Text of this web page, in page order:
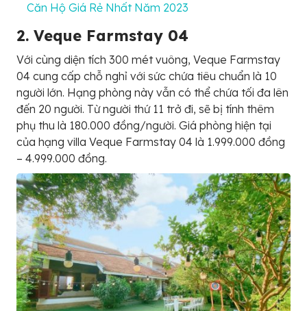
Căn Hộ Giá Rẻ Nhất Năm 2023
2. Veque Farmstay 04
Với cùng diện tích 300 mét vuông, Veque Farmstay
04 cung cấp chỗ nghỉ với sức chứa tiêu chuẩn là 10
người lớn. Hạng phòng này vẫn có thể chứa tối đa lên
đến 20 người. Từ người thứ 11 trở đi, sẽ bị tính thêm
phụ thu là 180.000 đồng/người. Giá phòng hiện tại
của hạng villa Veque Farmstay 04 là 1.999.000 đồng
– 4.999.000 đồng.